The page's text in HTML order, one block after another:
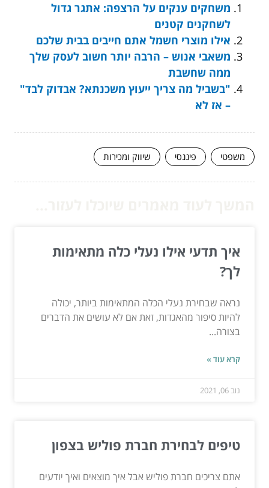
משחקים ענקים על הרצפה: אתגר גדול
לשחקנים קטנים
אילו מוצרי חשמל אתם חייבים בבית שלכם
משאבי אנוש – הרבה יותר חשוב לעסק שלך
ממה שחשבת
"בשביל מה צריך ייעוץ משכנתא? אבדוק לבד"
– אז לא
משפטי פיננסי שיווק ומכירות
איך תדעי אילו נעלי כלה מתאימות
לך?
נראה שבחירת נעלי הכלה המתאימות ביותר, יכולה
להיות סיפור מהאגדות, זאת אם לא עושים את הדברים
בצורה...
קרא עוד »
נוב 06, 2021
טיפים לבחירת חברת פוליש בצפון
אתם צריכים חברת פוליש אבל איך מוצאים ואיך יודעים